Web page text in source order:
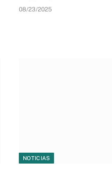
08/23/2025
NOTICIAS